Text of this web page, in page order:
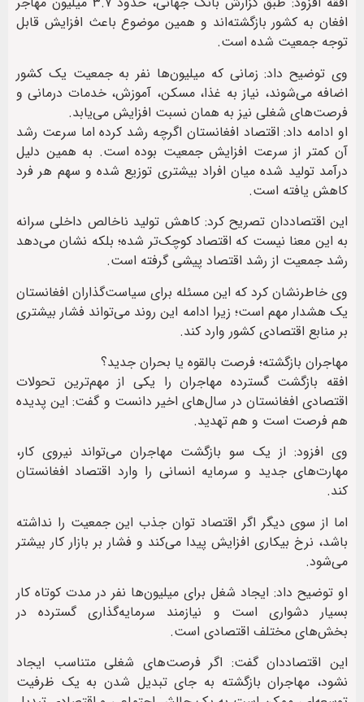
افغان به کشور بازگشته‌اند و همین موضوع باعث افزایش قابل
توجه جمعیت شده است.
وی توضیح داد: زمانی که میلیون‌ها نفر به جمعیت یک کشور
اضافه می‌شوند، نیاز به غذا، مسکن، آموزش، خدمات درمانی و
فرصت‌های شغلی نیز به همان نسبت افزایش می‌یابد.
او ادامه داد: اقتصاد افغانستان اگرچه رشد کرده اما سرعت رشد
آن کمتر از سرعت افزایش جمعیت بوده است. به همین دلیل
درآمد تولید شده میان افراد بیشتری توزیع شده و سهم هر فرد
کاهش یافته است.
این اقتصاددان تصریح کرد: کاهش تولید ناخالص داخلی سرانه
به این معنا نیست که اقتصاد کوچک‌تر شده؛ بلکه نشان می‌دهد
رشد جمعیت از رشد اقتصاد پیشی گرفته است.
وی خاطرنشان کرد که این مسئله برای سیاست‌گذاران افغانستان
یک هشدار مهم است؛ زیرا ادامه این روند می‌تواند فشار بیشتری
بر منابع اقتصادی کشور وارد کند.
مهاجران بازگشته؛ فرصت بالقوه یا بحران جدید؟
افقه بازگشت گسترده مهاجران را یکی از مهم‌ترین تحولات
اقتصادی افغانستان در سال‌های اخیر دانست و گفت: این پدیده
هم فرصت است و هم تهدید.
وی افزود: از یک سو بازگشت مهاجران می‌تواند نیروی کار،
مهارت‌های جدید و سرمایه انسانی را وارد اقتصاد افغانستان
کند.
اما از سوی دیگر اگر اقتصاد توان جذب این جمعیت را نداشته
باشد، نرخ بیکاری افزایش پیدا می‌کند و فشار بر بازار کار بیشتر
می‌شود.
او توضیح داد: ایجاد شغل برای میلیون‌ها نفر در مدت کوتاه کار
بسیار دشواری است و نیازمند سرمایه‌گذاری گسترده در
بخش‌های مختلف اقتصادی است.
این اقتصاددان گفت: اگر فرصت‌های شغلی متناسب ایجاد
نشود، مهاجران بازگشته به جای تبدیل شدن به یک ظرفیت